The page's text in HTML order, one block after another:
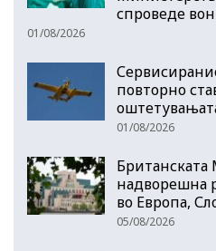
спроведе
01/08/2026
повторно
01/08/2026
надворешна
во Европа,
05/08/2026